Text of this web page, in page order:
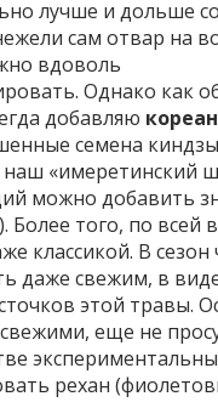
лучше и дольше
сам отвар на
вдоволь
Однако как
добавляю
семена
«имеретинский
можно добавить
Более того, по всей
классикой. В сезон
даже свежим, в
этой травы.
свежими, еще не
рехан